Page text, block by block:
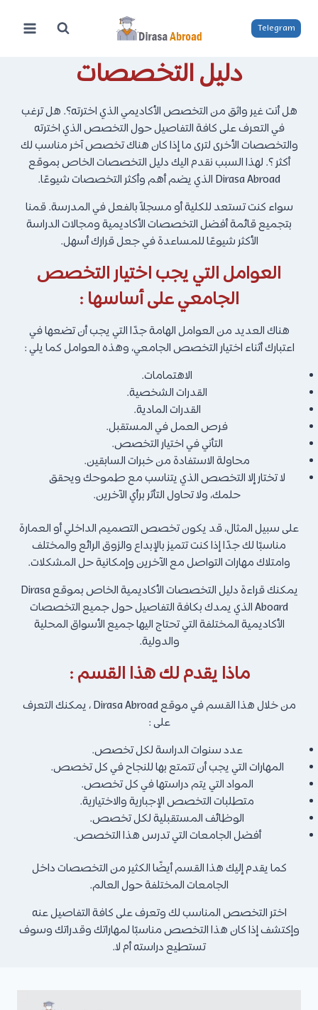
المحتوى
Telegram
دليل التخصصات
هل أنت غير واثق من التخصص الأكاديمي الذي اخترته؟. هل ترغب
في التعرف على كافة التفاصيل حول التخصص الذي اخترته
والتخصصات الأخرى لترى ما إذا كان هناك تخصص آخر مناسب لك
أكثر ؟. لهذا السبب نقدم اليك دليل التخصصات الخاص بموقع
Dirasa Abroad الذي يضم أهم وأكثر التخصصات شيوعًا.
سواء كنت تستعد للكلية أو مسجلاً بالفعل في المدرسة. قمنا
بتجميع قائمة أفضل التخصصات الأكاديمية ومجالات الدراسة
الأكثر شيوعًا للمساعدة في جعل قرارك أسهل.
العوامل التي يجب اختيار التخصص
الجامعي على أساسها :
هناك العديد من العوامل الهامة جدًا التي يجب أن تضعها في
اعتبارك أثناء اختيار التخصص الجامعي، وهذه العوامل كما يلي :
الاهتمامات.
القدرات الشخصية.
القدرات المادية.
فرص العمل في المستقبل.
التأني في اختيار التخصص.
محاولة الاستفادة من خبرات السابقين.
لا تختار إلا التخصص الذي يتناسب مع طموحك ويحقق
حلمك، ولا تحاول التأثر برأي الآخرين.
على سبيل المثال، قد يكون تخصص التصميم الداخلي أو العمارة
مناسبًا لك جدًا إذا كنت تتميز بالإبداع والزوق الرائع والمختلف
وامتلاك مهارات التواصل مع الآخرين وإمكانية حل المشكلات.
يمكنك قراءة دليل التخصصات الأكاديمية الخاص بموقع Dirasa
Aboard الذي يمدك بكافة التفاصيل حول جميع التخصصات
الأكاديمية المختلفة التي تحتاج اليها جميع الأسواق المحلية
والدولية.
ماذا يقدم لك هذا القسم :
من خلال هذا القسم في موقع Dirasa Abroad ، يمكنك التعرف
على :
عدد سنوات الدراسة لكل تخصص.
المهارات التي يجب أن تتمتع بها للنجاح في كل تخصص.
المواد التي يتم دراستها في كل تخصص.
متطلبات التخصص الإجبارية والاختيارية.
الوظائف المستقبلية لكل تخصص.
أفضل الجامعات التي تدرس هذا التخصص.
كما يقدم إليك هذا القسم أيضًا الكثير من التخصصات داخل
الجامعات المختلفة حول العالم.
اختر التخصص المناسب لك وتعرف على كافة التفاصيل عنه
وإكتشف إذا كان هذا التخصص مناسبًا لمهاراتك وقدراتك وسوف
تستطيع دراسته أم لا.